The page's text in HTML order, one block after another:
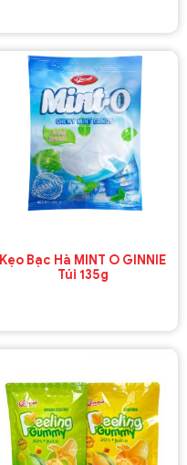
Kẹo Bạc Hà MINT O GINNIE
Túi 135g